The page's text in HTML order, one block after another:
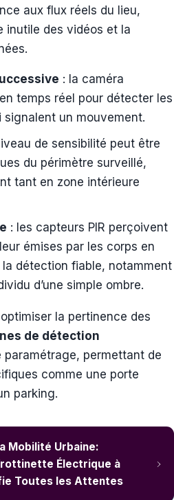
aux flux réels du lieu,
inutile des vidéos et la
: la caméra
temps réel pour détecter les
un mouvement.
de sensibilité peut être
du périmètre surveillé,
tant en zone intérieure
: les capteurs PIR perçoivent
émises par les corps en
détection fiable, notamment
d’une simple ombre.
la pertinence des
de détection
paramétrage, permettant de
comme une porte
parking.
Mobilité Urbaine:
Électrique à
Toutes les Attentes